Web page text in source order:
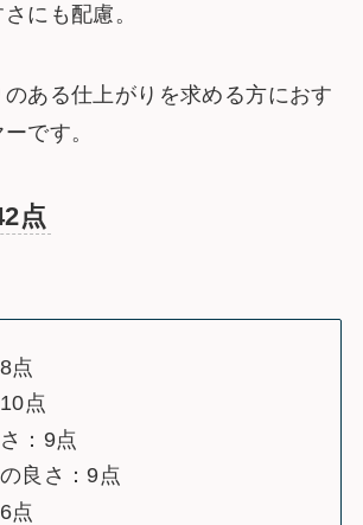
にも配慮。
ある仕上がりを求める方におす
です。
点
点
点
：9点
良さ：9点
点